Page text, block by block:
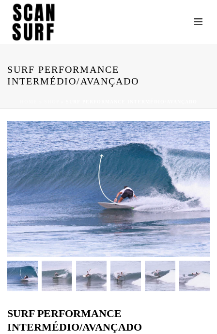
SURF PERFORMANCE
INTERMÉDIO/AVANÇADO
SURF PERFORMANCE
INTERMÉDIO/AVANÇADO